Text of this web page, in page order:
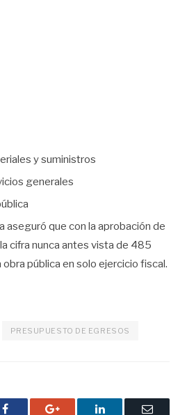
y suministros
generales
aseguró que con la aprobación de
cifra nunca antes vista de 485
pública en solo ejercicio fiscal.
PRESUPUESTO DE EGRESOS
Facebook Google+ LinkedIn
Correo